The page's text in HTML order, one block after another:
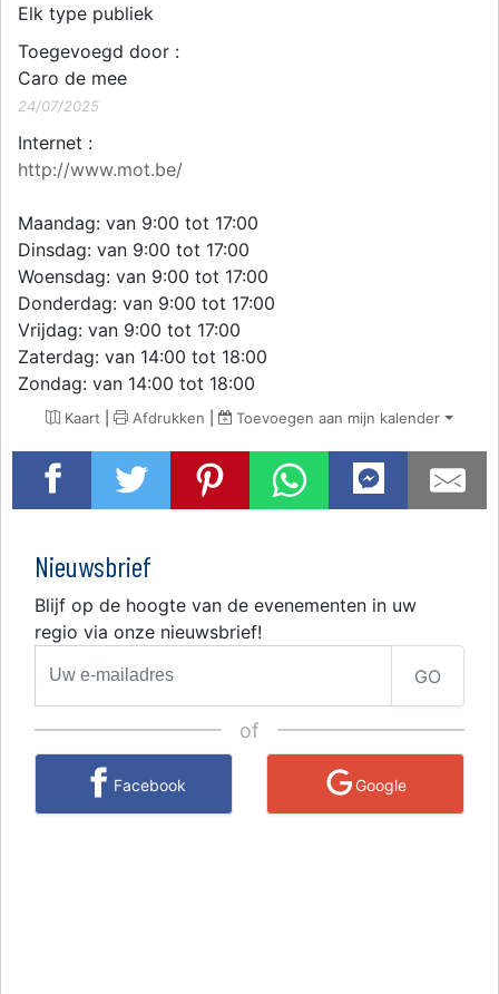
Elk type publiek
Toegevoegd door :
Caro de mee
24/07/2025
Internet :
http://www.mot.be/
Maandag: van 9:00 tot 17:00
Dinsdag: van 9:00 tot 17:00
Woensdag: van 9:00 tot 17:00
Donderdag: van 9:00 tot 17:00
Vrijdag: van 9:00 tot 17:00
Zaterdag: van 14:00 tot 18:00
Zondag: van 14:00 tot 18:00
Kaart | Afdrukken | Toevoegen aan mijn kalender
Nieuwsbrief
Blijf op de hoogte van de evenementen in uw
regio via onze nieuwsbrief!
GO
of
Facebook Google